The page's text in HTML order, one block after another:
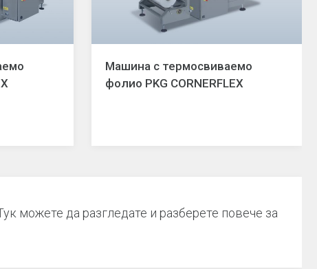
Машина с термосвиваемо
фолио PKG CORNERFLEX
можете да разгледате и разберете повече за